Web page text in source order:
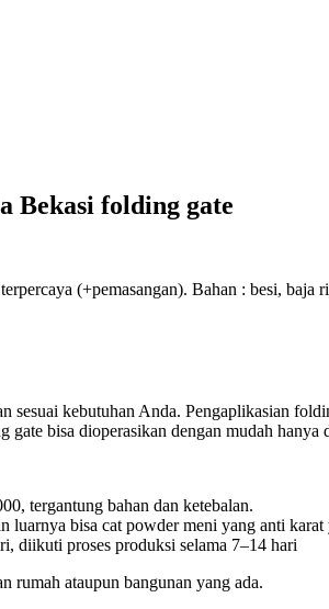
Bekasi folding gate
(+pemasangan). Bahan : besi, baja
kebutuhan Anda. Pengaplikasian
bisa dioperasikan dengan mudah hanya
tergantung bahan dan ketebalan.
luarnya bisa cat powder meni yang anti karat
diikuti proses produksi selama 7–14 hari
rumah ataupun bangunan yang ada.